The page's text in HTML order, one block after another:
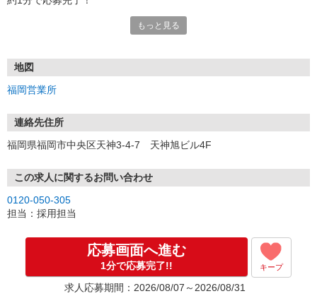
①応募から3営業日を目安に、メールorお電話でご連絡します。
★スマホでWEB面接（LINEなど）・出張面接・事務所面接と選べま
す
③面接実施（履歴書不要）
※ご希望があれば、職場見学の調整もOKです！
お気軽にご応募ください♪
もっと見る
地図
福岡営業所
連絡先住所
福岡県福岡市中央区天神3-4-7 天神旭ビル4F
この求人に関するお問い合わせ
0120-050-305
担当：採用担当
応募画面へ進む
1分で応募完了!! キープ
求人応募期間：2026/08/07～2026/08/31